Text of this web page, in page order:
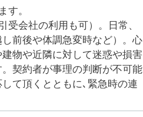
す。
会社の利用も可）。日常、
前後や体調急変時など）。心
物や近隣に対して迷惑や損害
契約者が事理の判断が不可能
て頂くとともに､緊急時の連